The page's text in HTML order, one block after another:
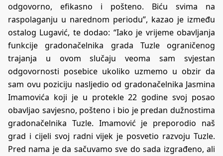
odgovorno, efikasno i pošteno. Biću svima na
raspolaganju u narednom periodu”, kazao je između
ostalog Lugavić, te dodao: “Iako je vrijeme obavljanja
funkcije gradonačelnika grada Tuzle ograničenog
trajanja u ovom slučaju veoma sam svjestan
odgovornosti posebice ukoliko uzmemo u obzir da
sam ovu poziciju nasljedio od gradonačelnika Jasmina
Imamovića koji je u protekle 22 godine svoj posao
obavljao savjesno, pošteno i bio je predan dužnostima
gradonačelnika Tuzle. Imamović je preporodio naš
grad i cijeli svoj radni vijek je posvetio razvoju Tuzle.
Pred nama je da sačuvamo sve do sada izgrađeno, ali